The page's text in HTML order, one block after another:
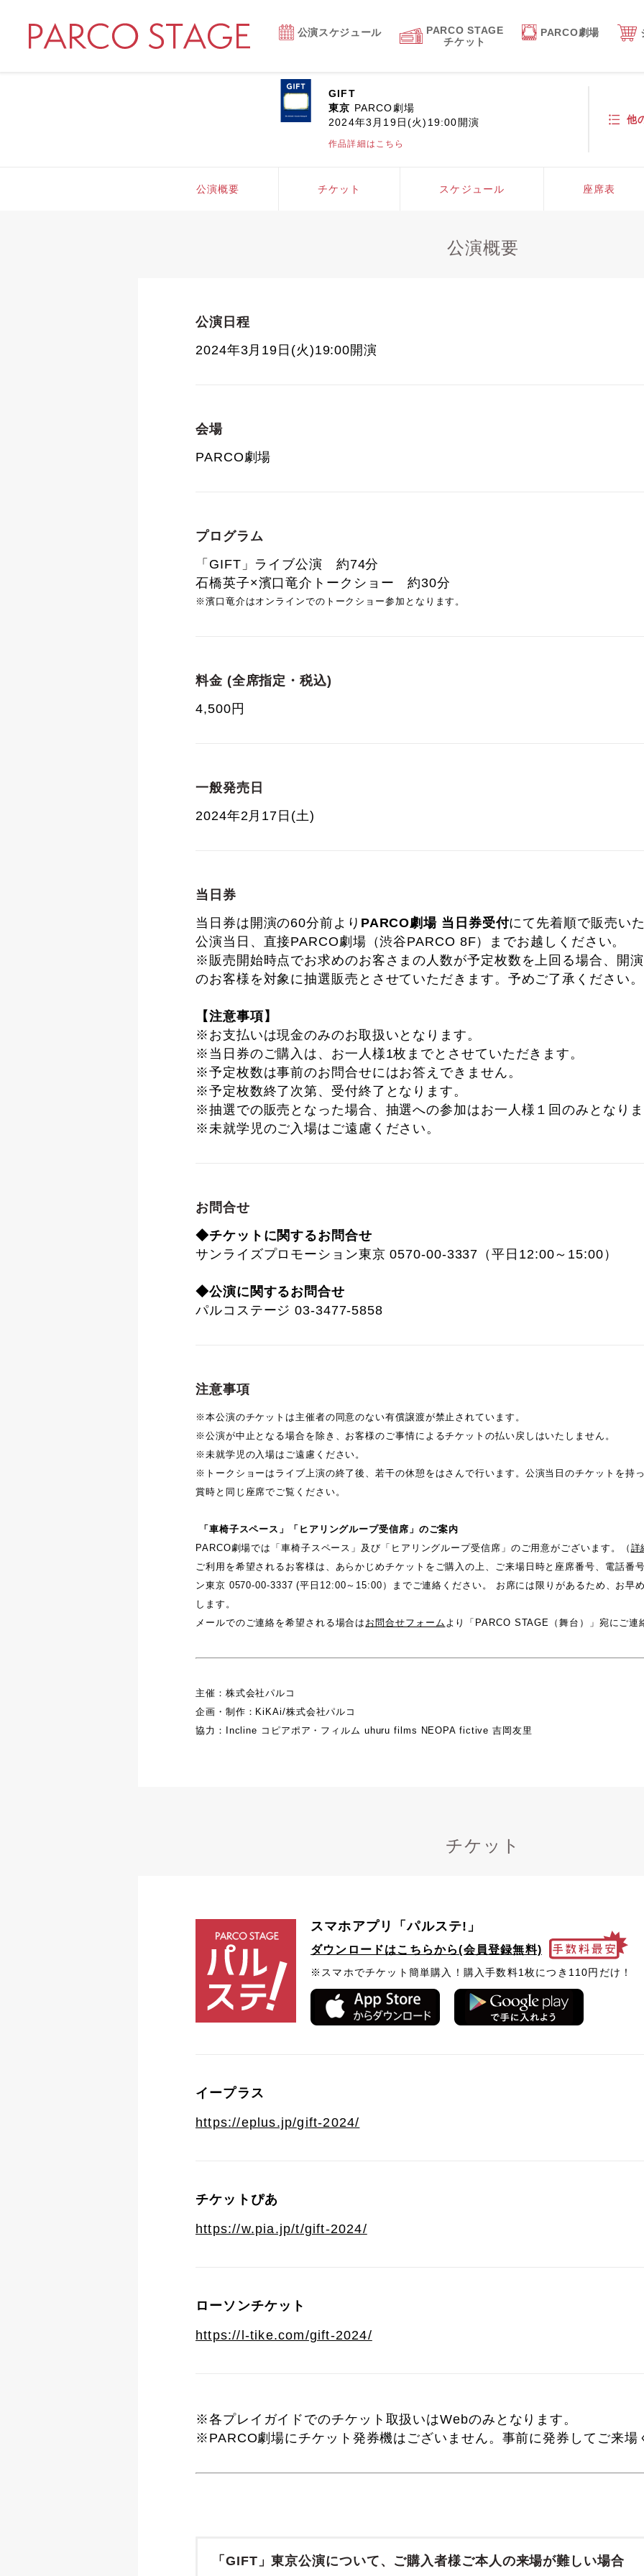
公演スケジュール
PARCO STAGE
チケット
PARCO劇場
GIFT
東京 PARCO劇場
2024年3月19日(火)19:00開演
作品詳細はこちら
他
公演概要 チケット スケジュール 座席表
公演概要
公演日程
2024年3月19日(火)19:00開演
会場
PARCO劇場
プログラム
「GIFT」ライブ公演 約74分
石橋英子×濱口竜介トークショー 約30分
※濱口竜介はオンラインでのトークショー参加となります。
料金 (全席指定・税込)
4,500円
一般発売日
2024年2月17日(土)
当日券
当日券は開演の60分前より PARCO劇場 当日券受付にて先着順で販売い
公演当日、直接PARCO劇場（渋谷PARCO 8F）までお越しください。
※販売開始時点でお求めのお客さまの人数が予定枚数を上回る場合、開
のお客様を対象に抽選販売とさせていただきます。予めご了承ください。
【注意事項】
※お支払いは現金のみのお取扱いとなります。
※当日券のご購入は、お一人様1枚までとさせていただきます。
※予定枚数は事前のお問合せにはお答えできません。
※予定枚数終了次第、受付終了となります。
※抽選での販売となった場合、抽選への参加はお一人様１回のみとなり
※未就学児のご入場はご遠慮ください。
お問合せ
◆チケットに関するお問合せ
サンライズプロモーション東京 0570-00-3337（平日12:00～15:00）
◆公演に関するお問合せ
パルコステージ 03-3477-5858
注意事項
※本公演のチケットは主催者の同意のない有償譲渡が禁止されています。
※公演が中止となる場合を除き、お客様のご事情によるチケットの払い戻しはいたしません。
※未就学児の入場はご遠慮ください。
※トークショーはライブ上演の終了後、若干の休憩をはさんで行います。公演当日のチケットを持
賞時と同じ座席でご覧ください。
「車椅子スペース」「ヒアリングループ受信席」のご案内
PARCO劇場では「車椅子スペース」及び「ヒアリングループ受信席」のご用意がございます。（ 詳
ご利用を希望されるお客様は、あらかじめチケットをご購入の上、ご来場日時と座席番号、電話番
ン東京 0570-00-3337 (平日12:00～15:00）までご連絡ください。 お席には限りがあるため、お早
します。
メールでのご連絡を希望される場合は お問合せフォーム より「PARCO STAGE（舞台）」宛にご連
主催：株式会社パルコ
企画・制作：KiKAi/株式会社パルコ
協力：Incline コピアポア・フィルム uhuru films NEOPA fictive 吉岡友里
チケット
スマホアプリ「パルステ!」
ダウンロードはこちらから(会員登録無料)
※スマホでチケット簡単購入！購入手数料1枚につき110円だけ！
イープラス
https://eplus.jp/gift-2024/
チケットぴあ
https://w.pia.jp/t/gift-2024/
ローソンチケット
https://l-tike.com/gift-2024/
※各プレイガイドでのチケット取扱いはWebのみとなります。
※PARCO劇場にチケット発券機はございません。事前に発券してご来場
「GIFT」東京公演について、ご購入者様ご本人の来場が難しい場合